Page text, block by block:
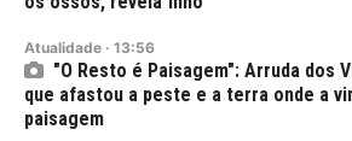
Atualidade · 13:56
"O Resto é Paisagem": Arruda dos
que afastou a peste e a terra onde a
paisagem